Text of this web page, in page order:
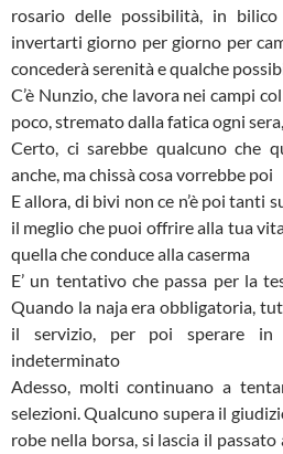
rosario delle possibilità, in
invertarti giorno per giorno per
concederà serenità e qualche
C’è Nunzio, che lavora nei campi
poco, stremato dalla fatica ogni
Certo, ci sarebbe qualcuno che
anche, ma chissà cosa vorrebbe poi
E allora, di bivi non ce n’è poi tanti
il meglio che puoi offrire alla tua
quella che conduce alla caserma
E’ un tentativo che passa per la
Quando la naja era obbligatoria,
il servizio, per poi sperare in
indeterminato
Adesso, molti continuano a
selezioni. Qualcuno supera il
robe nella borsa, si lascia il